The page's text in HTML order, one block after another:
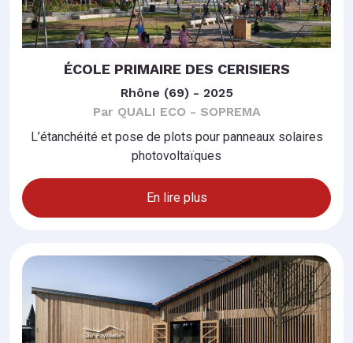
ÉCOLE PRIMAIRE DES CERISIERS
Rhône (69) - 2025
Par QUALI ECO - SOPREMA
L’étanchéité et pose de plots pour panneaux solaires
photovoltaïques
En lire plus